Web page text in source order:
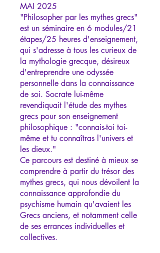
MAI 2025
"Philosopher par les mythes grecs"
est un séminaire en 6 modules/21
étapes/25 heures d'enseignement,
qui s'adresse à tous les curieux de
la mythologie grecque, désireux
d'entreprendre une odyssée
personnelle dans la connaissance
de soi. Socrate lui-même
revendiquait l'étude des mythes
grecs pour son enseignement
philosophique : "connais-toi toi-
même et tu connaîtras l'univers et
les dieux."
Ce parcours est destiné à mieux se
comprendre à partir du trésor des
mythes grecs, qui nous dévoilent la
connaissance approfondie du
psychisme humain qu'avaient les
Grecs anciens, et notamment celle
de ses errances individuelles et
collectives.